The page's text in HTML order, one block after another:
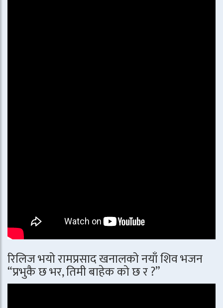
रिलिज भयो रामप्रसाद खनालको नयाँ शिव भजन
“प्रभुकै छ भर, तिमी बाहेक को छ र ?”